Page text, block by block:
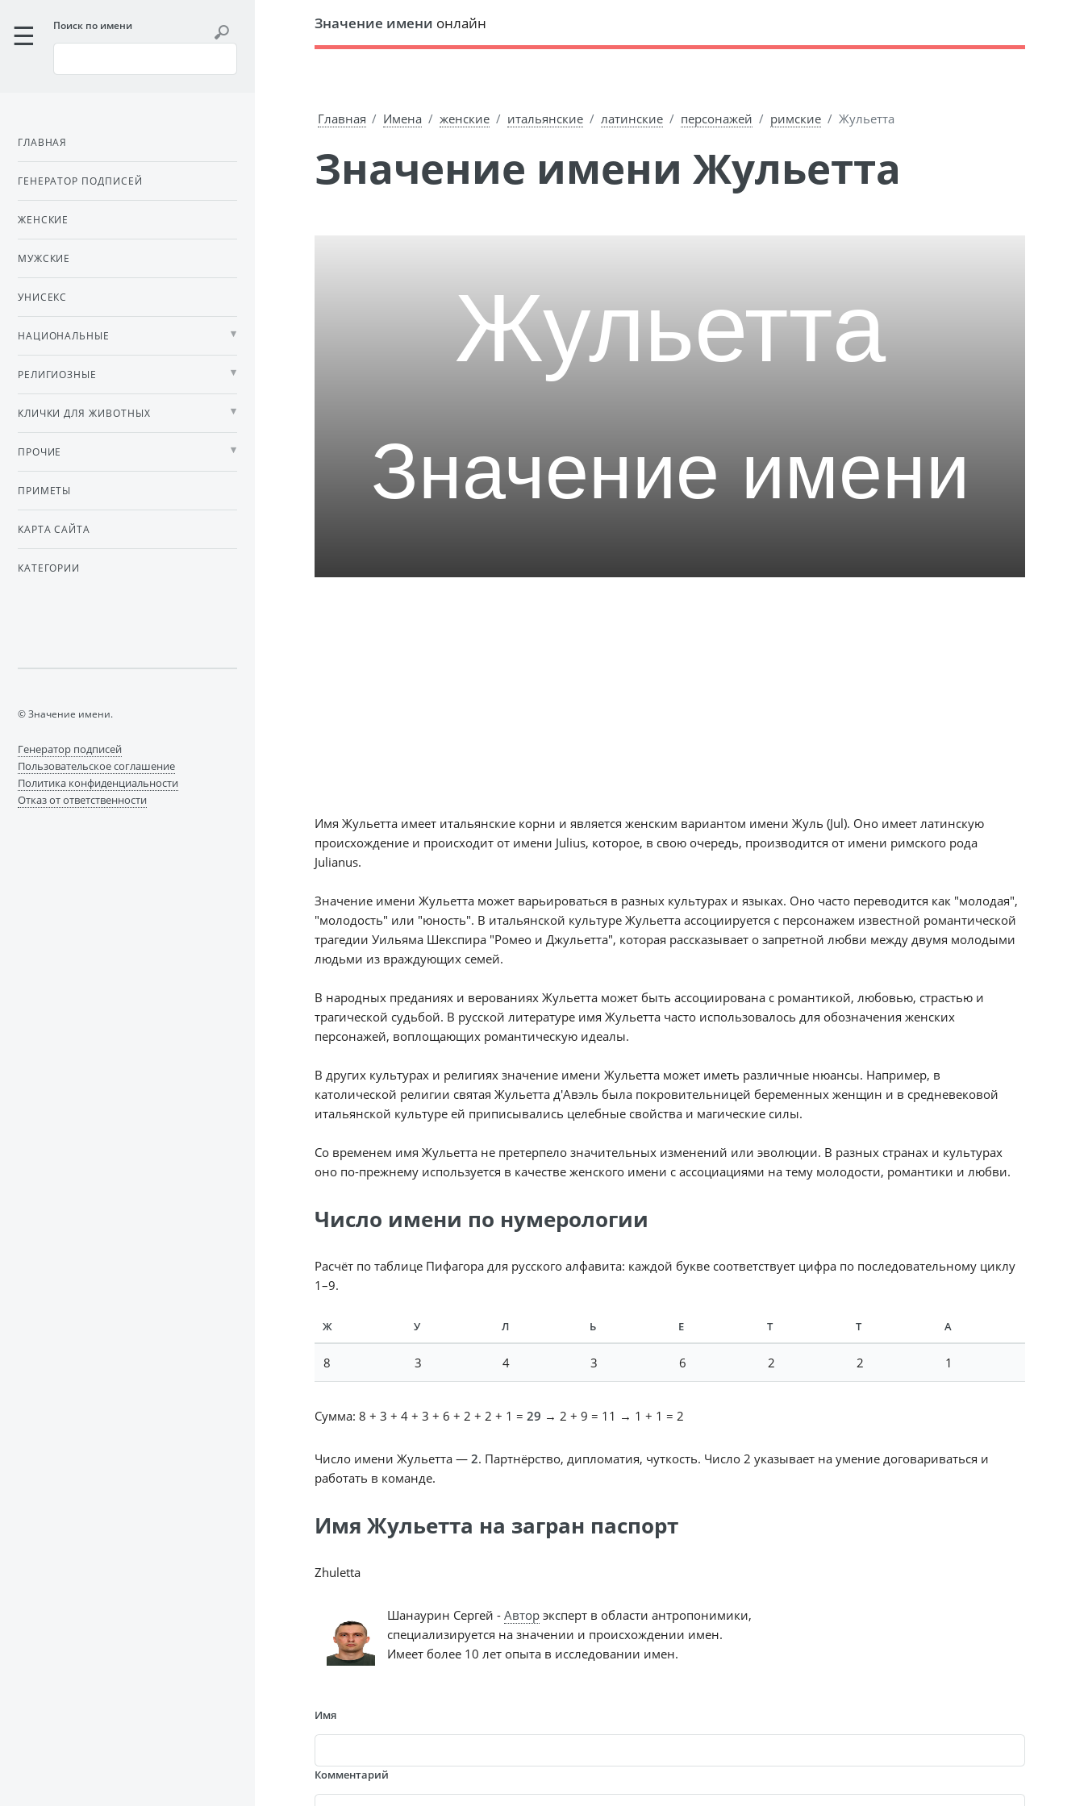
Значение имени онлайн
Главная Имена женские итальянские латинские персонажей римские Жульетта
Значение имени Жульетта
Имя Жульетта имеет итальянские корни и является женским вариантом имени Жуль (Jul). Оно имеет латинскую
происхождение и происходит от имени Julius, которое, в свою очередь, производится от имени римского рода
Julianus.
Значение имени Жульетта может варьироваться в разных культурах и языках. Оно часто переводится как "молодая",
"молодость" или "юность". В итальянской культуре Жульетта ассоциируется с персонажем известной романтической
трагедии Уильяма Шекспира "Ромео и Джульетта", которая рассказывает о запретной любви между двумя молодыми
людьми из враждующих семей.
В народных преданиях и верованиях Жульетта может быть ассоциирована с романтикой, любовью, страстью и
трагической судьбой. В русской литературе имя Жульетта часто использовалось для обозначения женских
персонажей, воплощающих романтическую идеалы.
В других культурах и религиях значение имени Жульетта может иметь различные нюансы. Например, в
католической религии святая Жульетта д'Авэль была покровительницей беременных женщин и в средневековой
итальянской культуре ей приписывались целебные свойства и магические силы.
Со временем имя Жульетта не претерпело значительных изменений или эволюции. В разных странах и культурах
оно по-прежнему используется в качестве женского имени с ассоциациями на тему молодости, романтики и любви.
Число имени по нумерологии
Расчёт по таблице Пифагора для русского алфавита: каждой букве соответствует цифра по последовательному циклу
1–9.
Ж У Л Ь Е Т Т А
8 3 4 3 6 2 2 1
Сумма: 8 + 3 + 4 + 3 + 6 + 2 + 2 + 1 = 29 → 2 + 9 = 11 → 1 + 1 = 2
Число имени Жульетта — 2. Партнёрство, дипломатия, чуткость. Число 2 указывает на умение договариваться и
работать в команде.
Имя Жульетта на загран паспорт
Zhuletta
Шанаурин Сергей - Авторэксперт в области антропонимики,
специализируется на значении и происхождении имен.
Имеет более 10 лет опыта в исследовании имен.
Имя
Комментарий
Поиск по имени
ГЛАВНАЯ
ГЕНЕРАТОР ПОДПИСЕЙ
ЖЕНСКИЕ
МУЖСКИЕ
УНИСЕКС
НАЦИОНАЛЬНЫЕ
РЕЛИГИОЗНЫЕ
КЛИЧКИ ДЛЯ ЖИВОТНЫХ
ПРОЧИЕ
ПРИМЕТЫ
КАРТА САЙТА
КАТЕГОРИИ
© Значение имени.
Генератор подписей
Пользовательское соглашение
Политика конфиденциальности
Отказ от ответственности